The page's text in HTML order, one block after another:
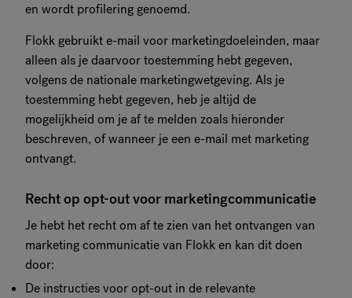
en wordt profilering genoemd.
Flokk gebruikt e-mail voor marketingdoeleinden, maar
alleen als je daarvoor toestemming hebt gegeven,
volgens de nationale marketingwetgeving. Als je
toestemming hebt gegeven, heb je altijd de
mogelijkheid om je af te melden zoals hieronder
beschreven, of wanneer je een e-mail met marketing
ontvangt.
Recht op opt-out voor marketingcommunicatie
Je hebt het recht om af te zien van het ontvangen van
marketing communicatie van Flokk en kan dit doen
door:
De instructies voor opt-out in de relevante